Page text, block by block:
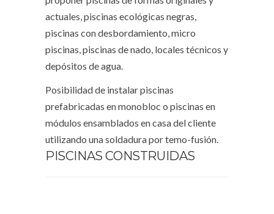
actuales, piscinas ecológicas negras,
piscinas con desbordamiento, micro
piscinas, piscinas de nado, locales técnicos y
depósitos de agua.
Posibilidad de instalar piscinas
prefabricadas en monobloc o piscinas en
módulos ensamblados en casa del cliente
utilizando una soldadura por temo-fusión.
PISCINAS CONSTRUIDAS